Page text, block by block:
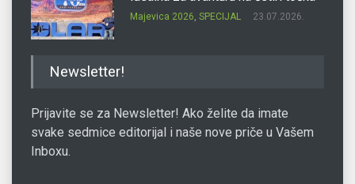
Majevica 2026, SPECIJAL 23.07.2026.
Newsletter!
Prijavite se za Newsletter! Ako želite da imate
svake sedmice editorijal i naše nove priče u Vašem
Inboxu.